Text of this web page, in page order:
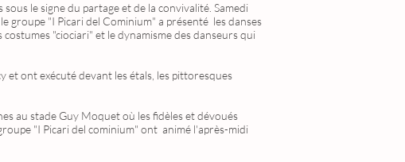
le signe du partage et de la convivalité. Samedi
groupe "I Picari del Cominium" a présenté les danses
"ciociari" et le dynamisme des danseurs qui
et ont exécuté devant les étals, les pittoresques
au stade Guy Moquet où les fidèles et dévoués
"I Picari del cominium" ont animé l'après-midi